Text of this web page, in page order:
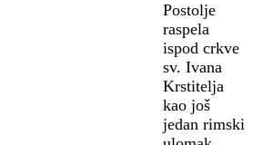
Postolje
raspela
ispod crkve
sv. Ivana
Krstitelja
kao još
jedan rimski